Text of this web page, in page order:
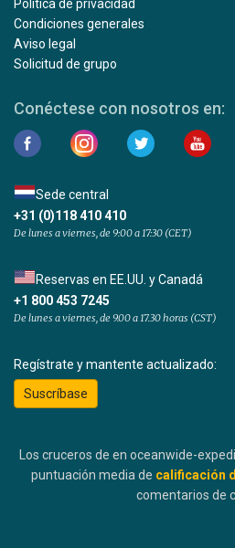
Política de privacidad
Condiciones generales
Aviso legal
Solicitud de grupo
Conéctese con nosotros en:
Sede central
+31 (0)118 410 410
De lunes a viernes, de 9:00 a 17:30 (CET)
Reservas en EE.UU. y Canadá
+1 800 453 7245
De lunes a viernes, de 9.00 a 17.30 horas (CST)
Regístrate y mantente actualizado:
Suscríbase
Los cruceros de en oceanwide-
puntuación media de calificación
comentarios de